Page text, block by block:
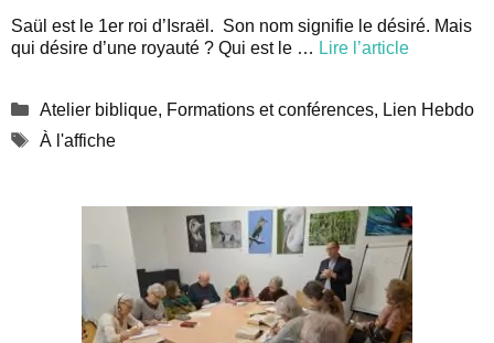
Saül est le 1er roi d’Israël. Son nom signifie le désiré. Mais
qui désire d’une royauté ? Qui est le … Lire l’article
Catégories
Atelier biblique, Formations et conférences, Lien Hebdo
Étiquettes
À l'affiche